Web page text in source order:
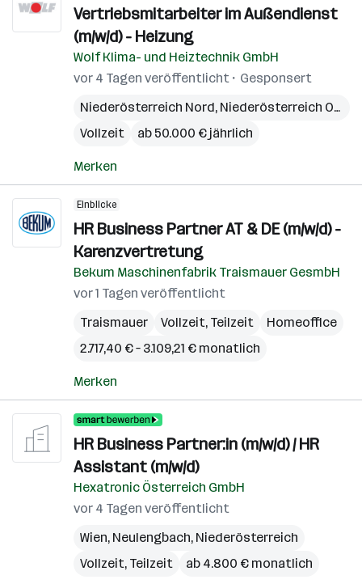
Vertriebsmitarbeiter im Außendienst
(m/w/d) - Heizung
Wolf Klima- und Heiztechnik GmbH
vor 4 Tagen veröffentlicht
Gesponsert
Niederösterreich Nord, Niederösterreich Ost
Vollzeit
ab 50.000 € jährlich
Merken
Einblicke
HR Business Partner AT & DE (m/w/d) -
Karenzvertretung
Bekum Maschinenfabrik Traismauer GesmbH
vor 1 Tagen veröffentlicht
Traismauer
Vollzeit, Teilzeit
Homeoffice
2.717,40 € – 3.109,21 € monatlich
Merken
HR Business Partner:in (m/w/d) / HR
Assistant (m/w/d)
Hexatronic Österreich GmbH
vor 4 Tagen veröffentlicht
Wien, Neulengbach, Niederösterreich
Vollzeit, Teilzeit
ab 4.800 € monatlich